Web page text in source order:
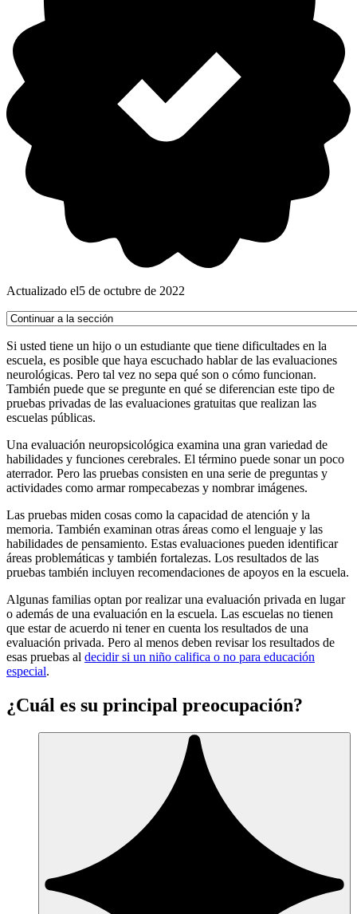
Actualizado el5 de octubre de 2022
Si usted tiene un hijo o un estudiante que tiene dificultades en la
escuela, es posible que haya escuchado hablar de las evaluaciones
neurológicas. Pero tal vez no sepa qué son o cómo funcionan.
También puede que se pregunte en qué se diferencian este tipo de
pruebas privadas de las evaluaciones gratuitas que realizan las
escuelas públicas.
Una evaluación neuropsicológica examina una gran variedad de
habilidades y funciones cerebrales. El término puede sonar un poco
aterrador. Pero las pruebas consisten en una serie de preguntas y
actividades como armar rompecabezas y nombrar imágenes.
Las pruebas miden cosas como la capacidad de atención y la
memoria. También examinan otras áreas como el lenguaje y las
habilidades de pensamiento. Estas evaluaciones pueden identificar
áreas problemáticas y también fortalezas. Los resultados de las
pruebas también incluyen recomendaciones de apoyos en la escuela.
Algunas familias optan por realizar una evaluación privada en lugar
o además de una evaluación en la escuela. Las escuelas no tienen
que estar de acuerdo ni tener en cuenta los resultados de una
evaluación privada. Pero al menos deben revisar los resultados de
esas pruebas al decidir si un niño califica o no para educación
especial.
¿Cuál es su principal preocupación?